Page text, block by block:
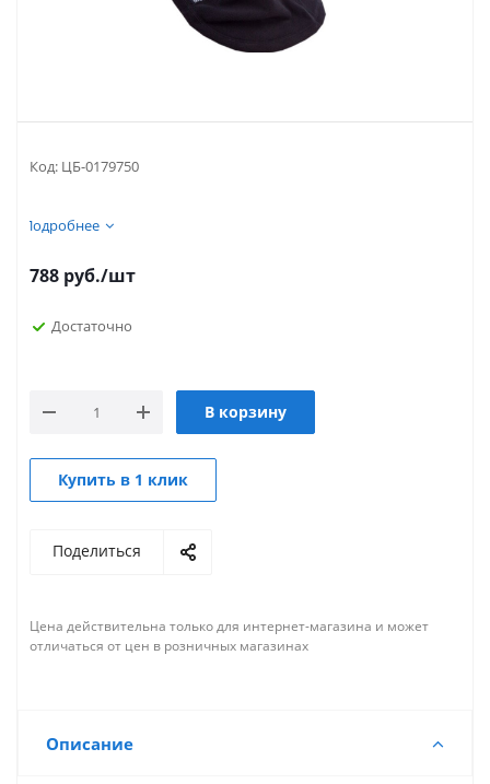
Код: ЦБ-0179750
Подробнее
788 руб./шт
Достаточно
В корзину
Купить в 1 клик
Поделиться
Цена действительна только для интернет-магазина и может
отличаться от цен в розничных магазинах
Описание